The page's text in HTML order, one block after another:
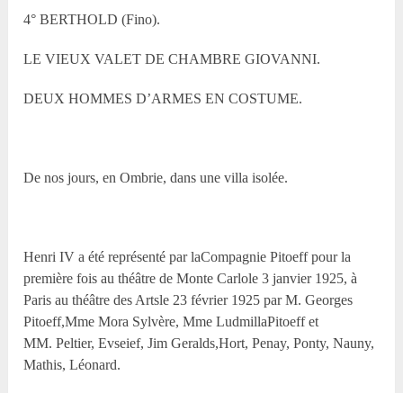
4° BERTHOLD (Fino).
LE VIEUX VALET DE CHAMBRE GIOVANNI.
DEUX HOMMES D’ARMES EN COSTUME.
De nos jours, en Ombrie, dans une villa isolée.
Henri IV a été représenté par laCompagnie Pitoeff pour la
première fois au théâtre de Monte Carlole 3 janvier 1925, à
Paris au théâtre des Artsle 23 février 1925 par M. Georges
Pitoeff,Mme Mora Sylvère, Mme LudmillaPitoeff et
MM. Peltier, Evseief, Jim Geralds,Hort, Penay, Ponty, Nauny,
Mathis, Léonard.